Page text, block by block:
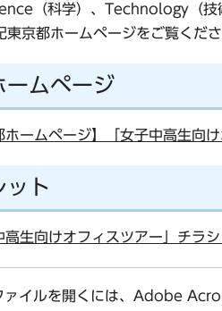
（科学）、Technology（
東京都ホームページをご覧くださ
ームページ
ホームページ】「女子中高生向
ット
高生向けオフィスツアー」チラ
ァイルを開くには、Adobe